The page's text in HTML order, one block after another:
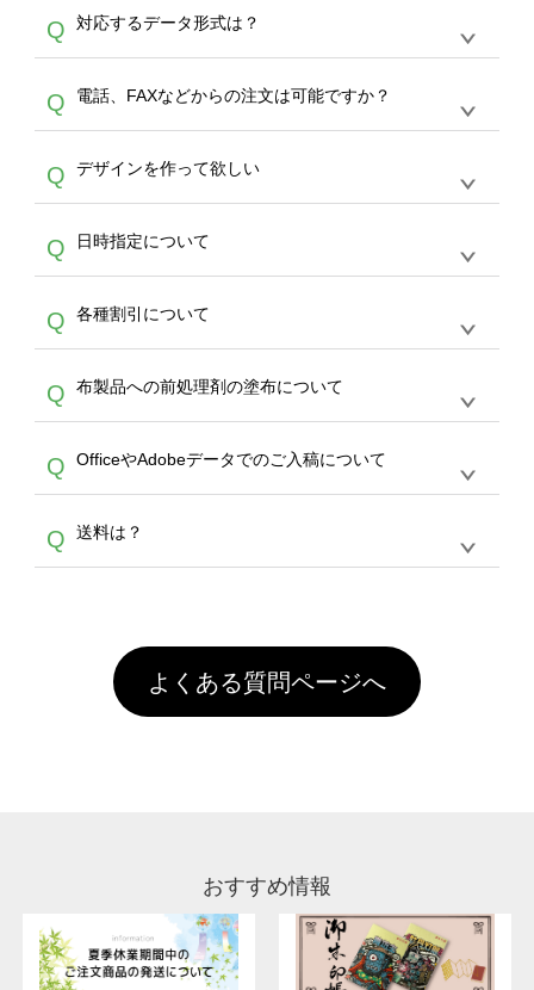
A
生産にて承っております。デザインツールから
デザインの作成から決済まで完了できます。
30枚以上やシルク印刷など、大口注文の場合
は、サポートが担当するエコバッグコンシェル
やタンブラーコンシェルをご利用ください。製
作する数量が多ければ多いほど、オンデマンド
サービスよりも低価格で製作することが可能で
す。
Q 対応するデータ形式は？
A
ドできるデータ形式は、JPG / PNG / AI / PSD /
PDF 形式になります。データの最大サイズ
写真などもアップロード可能です。使用できな
い画像はエラーになります。（※ Illustratorか
らの直接入稿には対応していません。AIで保存
し、デザインツールからアップロードして下さ
い）
Q 電話、FAXなどからの注文は可能ですか？
A
文のみ受け付けております。30個以上のご製
作をお考えの方は、サポートが担当するエコバ
スをご利用頂ければ、電話やFAX、メールなど
でご注文が可能です。
Q デザインを作って欲しい
A
を作って欲しい。などの場合は、製作数量が
30個以上であれば、サポート担当が、デザイ
バッグコンシェル
サー
ビスをご利用ください。(※ 30個以下の場合
は、デザインツールをご利用ください)
Q 日時指定について
A
ん。発送後18時以降に配送業者・伝票番号を
メールでお知らせいたしますので、直接配送業
者にご連絡いただき調整をお願い致します。
Q 各種割引について
A
カート内で自動的に割引(最大50%)が適用され
ます。 【付与ポイント】購入金額の1％が1ポ
イントとして付与され、次回ご注文時に1ポイ
ント＝1円としてお使いいただけます。ポイン
トは発送完了の翌日に付与され、次回ご注文時
からご利用頂けます。ポイントの有効期限は一
年間です。【会員ランク】過去10カ月のご注
文回数により会員ランク割引(最大5%)が適用
頂いても、ログインがされていなければ、ラン
クにカウントがされません。
Q 布製品への前処理剤の塗布について
A
意点（前処理剤）】カラー生地（Tシャツのホ
ワイト、トートバッグのナチュラル、ホワイト
といって、プリントを定着させるための処理剤
を塗布しており、短納期・低価格で商品をお届
害な性質で、水洗いで落とすことが可能です。
お手数ですが、お客様ご自身にて着用前に落と
していただけますようお願いいたします。※1
通常注文・直送機能でのご注文に関わらず、前
Q OfficeやAdobeデータでのご入稿について
A
ません。いずれのデータも該当デザインのみ画
像(JPEG,PNG,GIF,PDF)に変換、またはAdobe
Q 送料は？
引」などによるお値引きで4,000円未満になる
場合は送料がかかりますので、ご注意くださ
い。
よくある質問ページへ
おすすめ情報